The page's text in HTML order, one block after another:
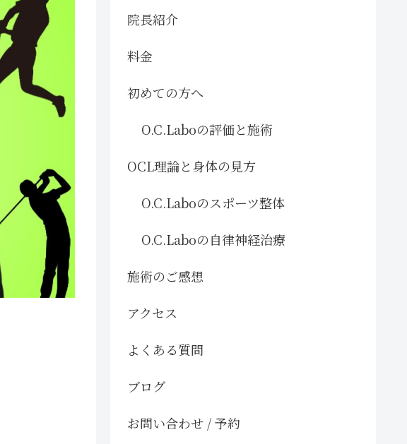
院長紹介
料金
初めての方へ
O.C.Laboの評価と施術
OCL理論と身体の見方
O.C.Laboのスポーツ整体
O.C.Laboの自律神経治療
施術のご感想
アクセス
よくある質問
ブログ
お問い合わせ / 予約